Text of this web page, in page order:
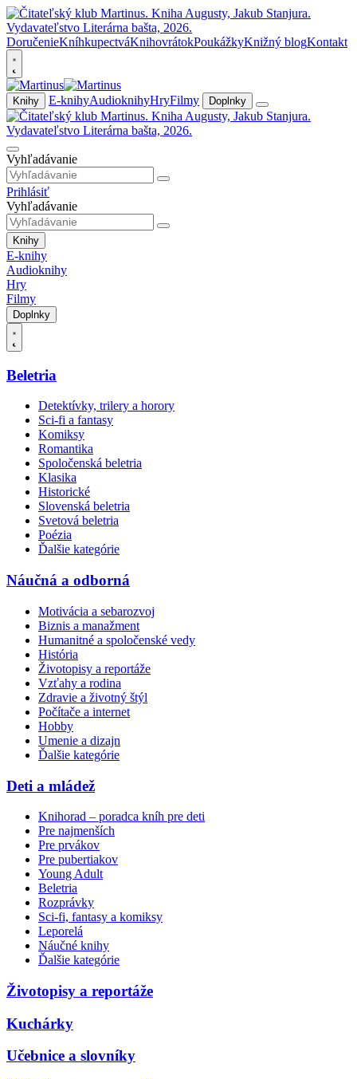
DoručenieKníhkupectváKnihovrátokPoukážkyKnižný blogKontakt
Knihy E-knihyAudioknihyHryFilmy Doplnky
Vyhľadávanie
Prihlásiť
Vyhľadávanie
Knihy
E-knihy
Audioknihy
Hry
Filmy
Doplnky
Beletria
Detektívky, trilery a horory
Sci-fi a fantasy
Komiksy
Romantika
Spoločenská beletria
Klasika
Historické
Slovenská beletria
Svetová beletria
Poézia
Ďalšie kategórie
Náučná a odborná
Motivácia a sebarozvoj
Biznis a manažment
Humanitné a spoločenské vedy
História
Životopisy a reportáže
Vzťahy a rodina
Zdravie a životný štýl
Počítače a internet
Hobby
Umenie a dizajn
Ďalšie kategórie
Deti a mládež
Knihorad – poradca kníh pre deti
Pre najmenších
Pre prvákov
Pre pubertiakov
Young Adult
Beletria
Rozprávky
Sci-fi, fantasy a komiksy
Leporelá
Náučné knihy
Ďalšie kategórie
Životopisy a reportáže
Kuchárky
Učebnice a slovníky